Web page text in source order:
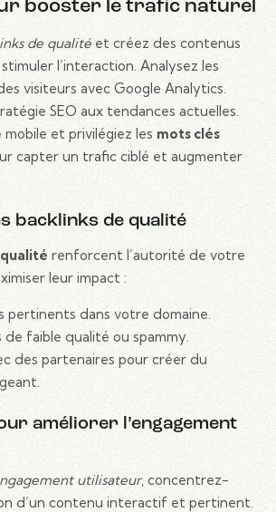
booster le trafic naturel
de qualité et créez des contenus
l’interaction. Analysez les
visiteurs avec Google Analytics.
SEO aux tendances actuelles.
et privilégiez les mots clés
capter un trafic ciblé et augmenter
backlinks de qualité
renforcent l’autorité de votre
leur impact :
pertinents dans votre domaine.
de faible qualité ou spammy.
des partenaires pour créer du
améliorer l’engagement
utilisateur, concentrez-
d’un contenu interactif et pertinent.